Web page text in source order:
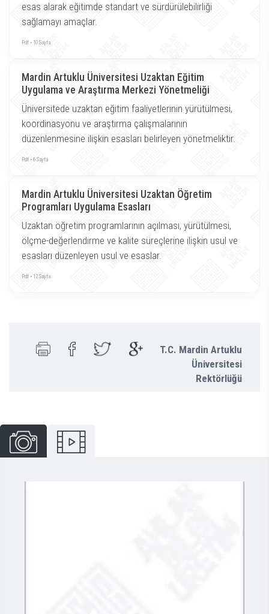
esas alarak eğitimde standart ve sürdürülebilirliği
sağlamayı amaçlar.
Pdf • 10 Sayfa
Mardin Artuklu Üniversitesi Uzaktan Eğitim
Uygulama ve Araştırma Merkezi Yönetmeliği
Üniversitede uzaktan eğitim faaliyetlerinin yürütülmesi,
koordinasyonu ve araştırma çalışmalarının
düzenlenmesine ilişkin esasları belirleyen yönetmeliktir.
Pdf • 6 Sayfa
Mardin Artuklu Üniversitesi Uzaktan Öğretim
Programları Uygulama Esasları
Uzaktan öğretim programlarının açılması, yürütülmesi,
ölçme-değerlendirme ve kalite süreçlerine ilişkin usul ve
esasları düzenleyen usul ve esaslar.
Pdf • 12 Sayfa
T.C. Mardin Artuklu
Üniversitesi
Rektörlüğü